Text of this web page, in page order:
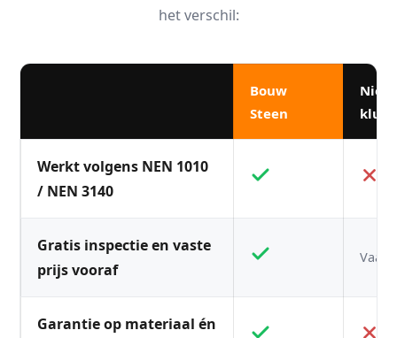
het verschil:
Bouw
Steen
Niet-
Werkt volgens NEN 1010
/ NEN 3140
Gratis inspectie en vaste
prijs vooraf
Vaak
Garantie op materiaal én